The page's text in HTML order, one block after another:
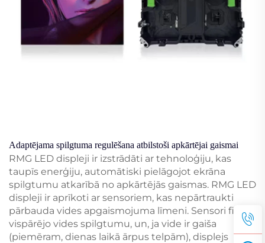
Adaptējama spilgtuma regulēšana atbilstoši apkārtējai gaismai
RMG LED displeji ir izstrādāti ar tehnoloģiju, kas
taupīs enerģiju, automātiski pielāgojot ekrāna
spilgtumu atkarībā no apkārtējās gaismas. RMG LED
displeji ir aprīkoti ar sensoriem, kas nepārtraukti
pārbauda vides apgaismojuma līmeni. Sensori fiksē
vispārējo vides spilgtumu, un, ja vide ir gaiša
(piemēram, dienas laikā ārpus telpām), displejs